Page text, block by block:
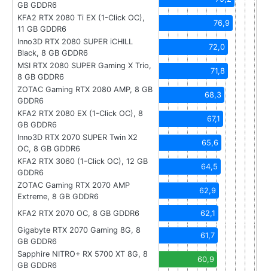
GB GDDR6
KFA2 RTX 2080 Ti EX (1-Click OC),
11 GB GDDR6
76,9
Inno3D RTX 2080 SUPER iCHILL
Black, 8 GB GDDR6
72,0
MSI RTX 2080 SUPER Gaming X Trio,
8 GB GDDR6
71,8
ZOTAC Gaming RTX 2080 AMP, 8 GB
GDDR6
68,3
KFA2 RTX 2080 EX (1-Click OC), 8
GB GDDR6
67,1
Inno3D RTX 2070 SUPER Twin X2
OC, 8 GB GDDR6
65,6
KFA2 RTX 3060 (1-Click OC), 12 GB
GDDR6
64,5
ZOTAC Gaming RTX 2070 AMP
Extreme, 8 GB GDDR6
62,9
KFA2 RTX 2070 OC, 8 GB GDDR6
62,1
Gigabyte RTX 2070 Gaming 8G, 8
GB GDDR6
61,7
Sapphire NITRO+ RX 5700 XT 8G, 8
GB GDDR6
60,9